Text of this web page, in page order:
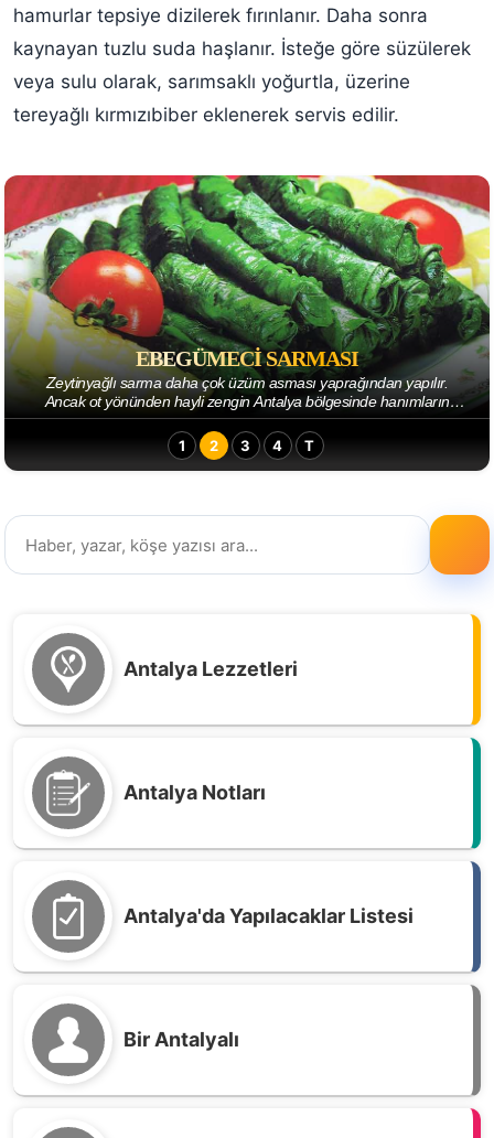
hamurlar tepsiye dizilerek fırınlanır. Daha sonra
kaynayan tuzlu suda haşlanır. İsteğe göre süzülerek
veya sulu olarak, sarımsaklı yoğurtla, üzerine
tereyağlı kırmızıbiber eklenerek servis edilir.
EBEGÜMECI SARMASI
Zeytinyağlı sarma daha çok üzüm asması yaprağından yapılır.
Ancak ot yönünden hayli zengin Antalya bölgesinde hanımların
yaratıcılığı sofralarımıza bambaşka ...
1
2 3 4 T
Antalya Lezzetleri
Antalya Notları
Antalya'da Yapılacaklar Listesi
Bir Antalyalı